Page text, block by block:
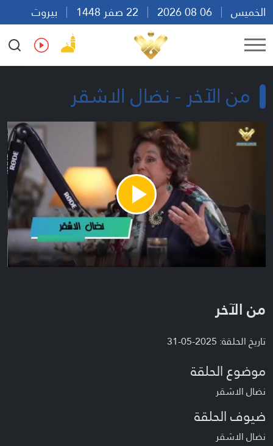
الخميس
بيروت
12:37
Ar En Fr Es
من الآخر - نضال الاشقر
Play
Video
من الآخر
تاريخ الحلقة: 2025-05-31
موضوع الحلقة
نضال الاشقر
ضيوف الحلقة
نضال الاشقر